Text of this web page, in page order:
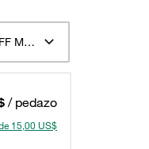
Ordenar por STAUFF Material Descripción ascendente
/ pedazo
15,00 US$